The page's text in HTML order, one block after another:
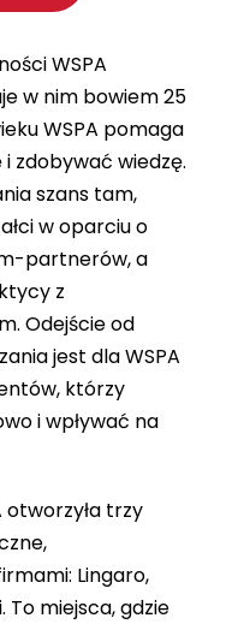
WSPA
w nim bowiem 25
WSPA pomaga
zdobywać wiedzę.
szans tam,
w oparciu o
partnerów, a
z
Odejście od
jest dla WSPA
którzy
i wpływać na
otworzyła trzy
Lingaro,
To miejsca, gdzie